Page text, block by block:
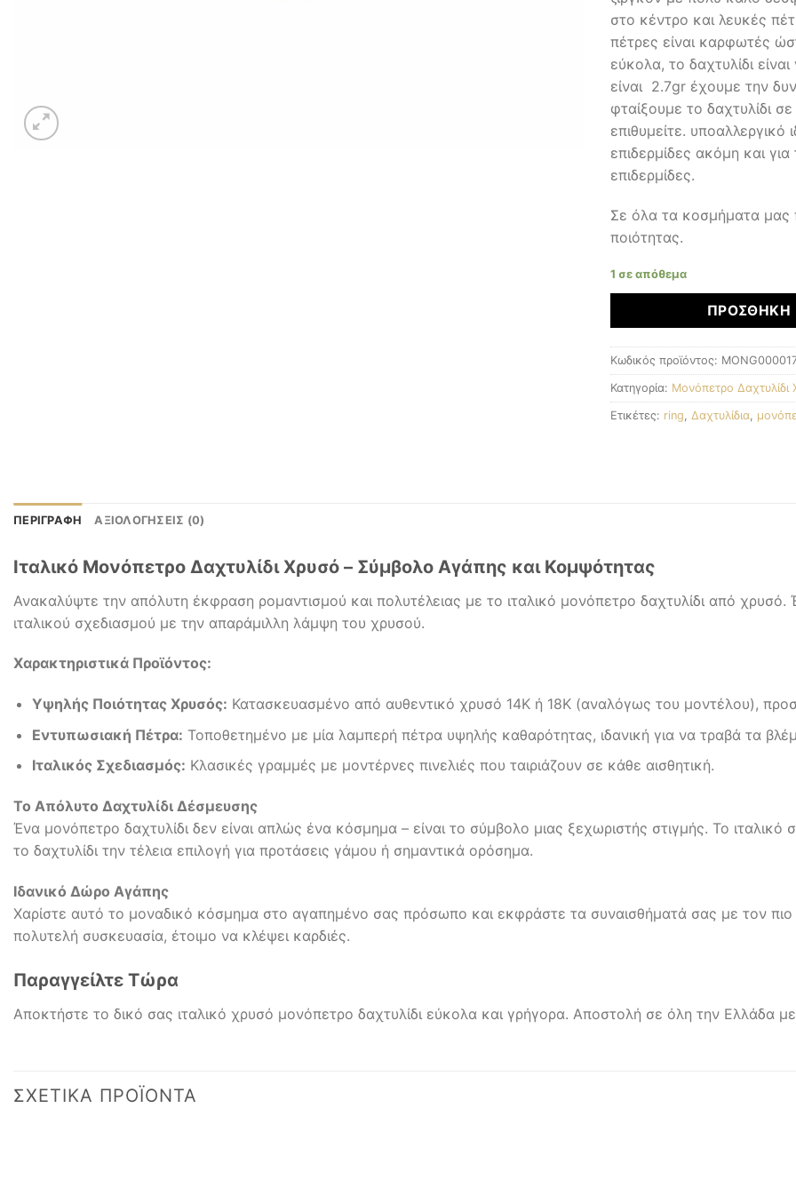
στο κέντρο και λευκές
πέτρες είναι καρφωτές
εύκολα, το δαχτυλίδι
είναι 2.7gr έχουμε την
φταίξουμε το δαχτυλίδι
επιθυμείτε. υποαλλεργικό
επιδερμίδες ακόμη και για
επιδερμίδες.
Σε όλα τα κοσμήματα μας
ποιότητας.
1 σε απόθεμα
ΠΡΟΣΘΉΚΗ
Κωδικός προϊόντος:
Κατηγορία: Μονόπετρο Δαχτυλίδι
Ετικέτες: ring Δαχτυλίδια
ΠΕΡΙΓΡΑΦΉ ΑΞΙΟΛΟΓΉΣΕΙΣ (0)
Ιταλικό Μονόπετρο Δαχτυλίδι Χρυσό – Σύμβολο Αγάπης και Κομψότητας
Ανακαλύψτε την απόλυτη έκφραση ρομαντισμού και πολυτέλειας με το ιταλικό μονόπετρο δαχτυλίδι από
ιταλικού σχεδιασμού με την απαράμιλλη λάμψη του χρυσού.
Χαρακτηριστικά Προϊόντος:
Υψηλής Ποιότητας Χρυσός: Κατασκευασμένο από αυθεντικό χρυσό 14Κ ή 18Κ (αναλόγως του μοντέλου),
Εντυπωσιακή Πέτρα: Τοποθετημένο με μία λαμπερή πέτρα υψηλής καθαρότητας, ιδανική για να τραβά τα
Ιταλικός Σχεδιασμός: Κλασικές γραμμές με μοντέρνες πινελιές που ταιριάζουν σε κάθε αισθητική.
Το Απόλυτο Δαχτυλίδι Δέσμευσης
Ένα μονόπετρο δαχτυλίδι δεν είναι απλώς ένα κόσμημα – είναι το σύμβολο μιας ξεχωριστής στιγμής. Το
το δαχτυλίδι την τέλεια επιλογή για προτάσεις γάμου ή σημαντικά ορόσημα.
Ιδανικό Δώρο Αγάπης
Χαρίστε αυτό το μοναδικό κόσμημα στο αγαπημένο σας πρόσωπο και εκφράστε τα συναισθήματά σας με τον
πολυτελή συσκευασία, έτοιμο να κλέψει καρδιές.
Παραγγείλτε Τώρα
Αποκτήστε το δικό σας ιταλικό χρυσό μονόπετρο δαχτυλίδι εύκολα και γρήγορα. Αποστολή σε όλη την Ελλάδα
ΣΧΕΤΙΚΆ ΠΡΟΪΌΝΤΑ